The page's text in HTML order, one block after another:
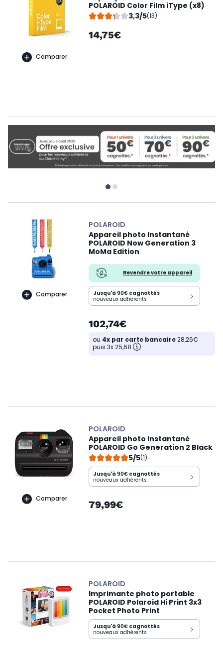
Comparer
POLAROID Color Film iType (x8)
3,3/5(13)
14,75€
Comparer
POLAROID
Appareil photo Instantané
POLAROID Now Generation 3
MoMa Edition
Revendre votre appareil
Jusqu'à 90€ cagnottés
nouveaux adhérents
102,74€
ou 4x par carte bancaire28,26€
puis 3x 25,68
Comparer
POLAROID
Appareil photo Instantané
POLAROID Go Generation 2 Black
5/5(1)
Jusqu'à 90€ cagnottés
nouveaux adhérents
79,99€
POLAROID
Imprimante photo portable
POLAROID Polaroid Hi Print 3x3
Pocket Photo Print
Jusqu'à 90€ cagnottés
nouveaux adhérents